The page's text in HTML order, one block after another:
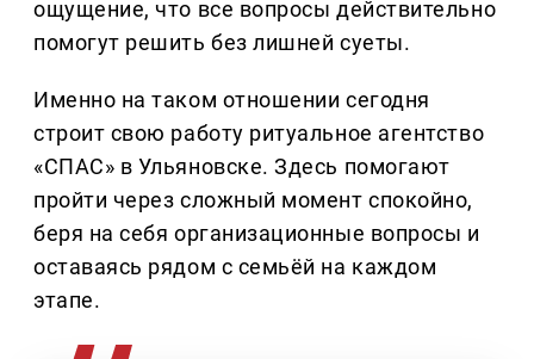
ощущение, что все вопросы действительно
помогут решить без лишней суеты.
Именно на таком отношении сегодня
строит свою работу ритуальное агентство
«СПАС» в Ульяновске. Здесь помогают
пройти через сложный момент спокойно,
беря на себя организационные вопросы и
оставаясь рядом с семьёй на каждом
этапе.